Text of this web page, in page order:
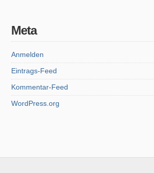
Meta
Anmelden
Eintrags-Feed
Kommentar-Feed
WordPress.org